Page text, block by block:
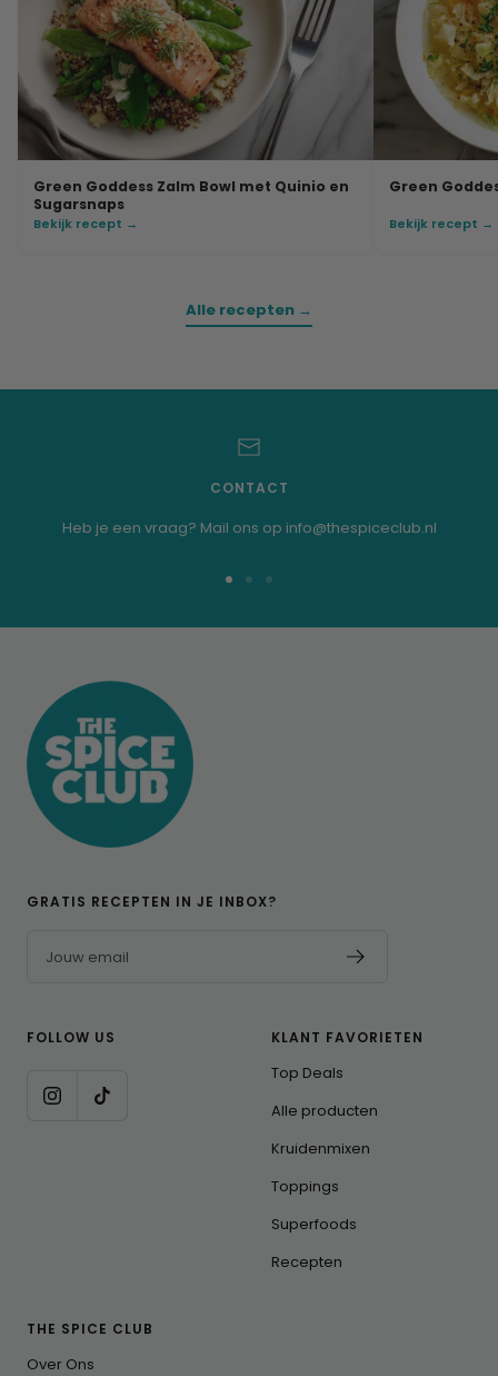
Green Goddess Zalm Bowl met Quinio en
Sugarsnaps
Bekijk recept →
Green
Bekijk recept →
Alle recepten →
CONTACT
Heb je een vraag? Mail ons op info@thespiceclub.nl
GRATIS RECEPTEN IN JE INBOX?
Jouw email
FOLLOW US KLANT FAVORIETEN
Top Deals
Alle producten
Kruidenmixen
Toppings
Superfoods
Recepten
THE SPICE CLUB
Over Ons